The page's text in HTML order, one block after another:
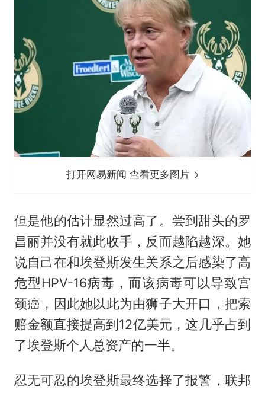
打开网易新闻 查看更多图片
但是他的估计显然过高了。尝到甜头的罗
昌丽并没有就此收手，反而越陷越深。她
说自己在和埃登斯发生关系之后感染了高
危型HPV-16病毒，而该病毒可以导致宫
颈癌，因此她以此为由狮子大开口，把索
赔金额直接提高到12亿美元，这几乎占到
了埃登斯个人总资产的一半。
忍无可忍的埃登斯最终选择了报警，联邦